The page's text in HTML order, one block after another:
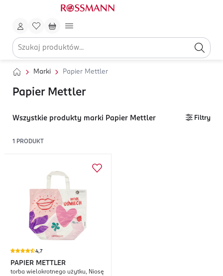
Marki Papier Mettler
Papier Mettler
Wszystkie produkty marki Papier Mettler Filtry
1 PRODUKT
4,7
PAPIER METTLER
torba wielokrotnego użytku, Niosę